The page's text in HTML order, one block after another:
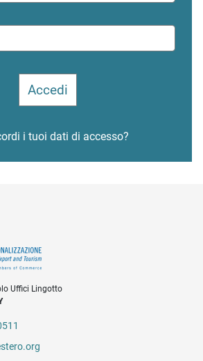
i tuoi dati di accesso?
Uffici Lingotto